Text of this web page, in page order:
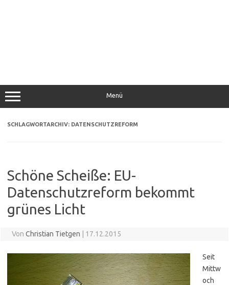
Menü
SCHLAGWORTARCHIV: DATENSCHUTZREFORM
Schöne Scheiße: EU-
Datenschutzreform bekommt
grünes Licht
Von Christian Tietgen | 17.12.2015
Seit
Mittw
och